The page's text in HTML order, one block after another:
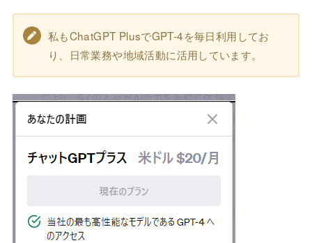
私もChatGPT PlusでGPT-4を毎日利用してお
り、日常業務や地域活動に活用しています。